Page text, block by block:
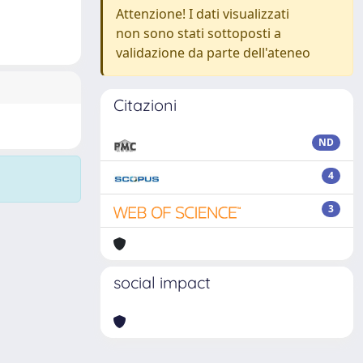
Attenzione! I dati visualizzati
non sono stati sottoposti a
validazione da parte dell'ateneo
Citazioni
ND
4
3
social impact